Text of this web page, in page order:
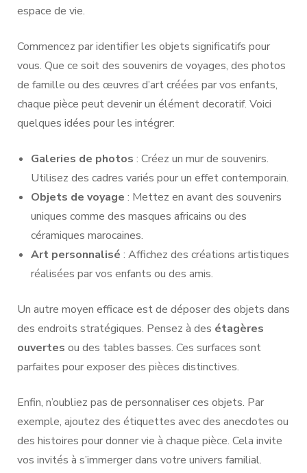
espace de vie.
Commencez par identifier les objets significatifs pour
vous. Que ce soit des souvenirs de voyages, des photos
de famille ou des œuvres d’art créées par vos enfants,
chaque pièce peut devenir un élément decoratif. Voici
quelques idées pour les intégrer:
Galeries de photos : Créez un mur de souvenirs.
Utilisez des cadres variés pour un effet contemporain.
Objets de voyage : Mettez en avant des souvenirs
uniques comme des masques africains ou des
céramiques marocaines.
Art personnalisé : Affichez des créations artistiques
réalisées par vos enfants ou des amis.
Un autre moyen efficace est de déposer des objets dans
des endroits stratégiques. Pensez à des étagères
ouvertes ou des tables basses. Ces surfaces sont
parfaites pour exposer des pièces distinctives.
Enfin, n’oubliez pas de personnaliser ces objets. Par
exemple, ajoutez des étiquettes avec des anecdotes ou
des histoires pour donner vie à chaque pièce. Cela invite
vos invités à s’immerger dans votre univers familial.